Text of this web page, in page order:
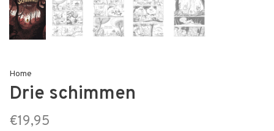
Home
Drie schimmen
€19,95